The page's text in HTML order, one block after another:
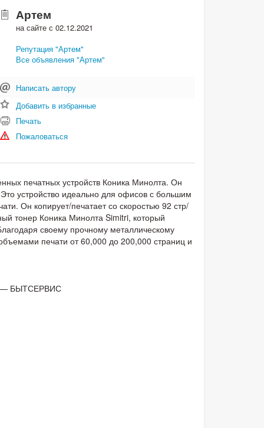
Артем
на сайте с 02.12.2021
Репутация "Артем"
Все объявления "Артем"
Написать автору
Добавить в избранные
Печать
Пожаловаться
печатных устройств Коника Минолта. Он
устройство идеально для офисов с большим
Он копирует/печатает со скоростью 92 стр/
тонер Коника Минолта Simitri, который
своему прочному металлическому
печати от 60,000 до 200,000 страниц и
БЫТСЕРВИС